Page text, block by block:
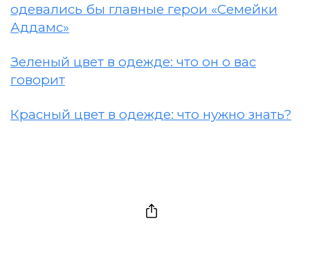
одевались бы главные герои «Семейки
Аддамс»
Зеленый цвет в одежде: что он о вас
говорит
Красный цвет в одежде: что нужно знать?